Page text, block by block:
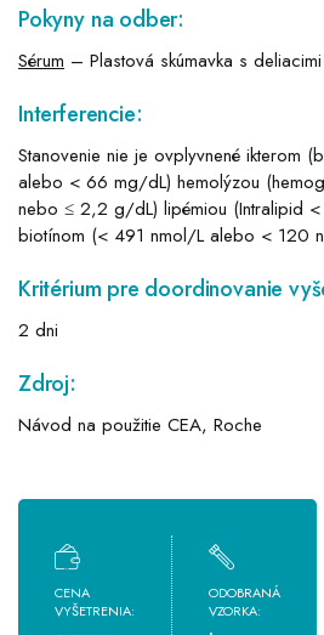
Pokyny na odber:
Sérum – Plastová skúmavka s
Interferencie:
Stanovenie nie je ovplyvnené ikterom
alebo < 66 mg/dL) hemolýzou
nebo ≤ 2,2 g/dL) lipémiou (Intralipid
biotínom (< 491 nmol/L alebo < 120
Kritérium pre doordinovanie
2 dni
Zdroj:
Návod na použitie CEA, Roche
CENA
VYŠETRENIA:
ODOBRANÁ
VZORKA: